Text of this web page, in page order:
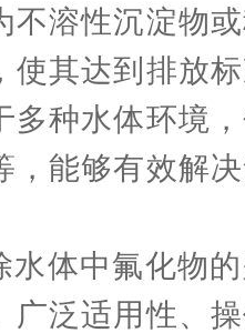
溶性沉淀物或
使其达到排放
种水体环境，
，能够有效解
体中氟化物的
广泛适用性、